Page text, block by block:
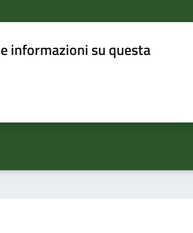
informazioni su questa